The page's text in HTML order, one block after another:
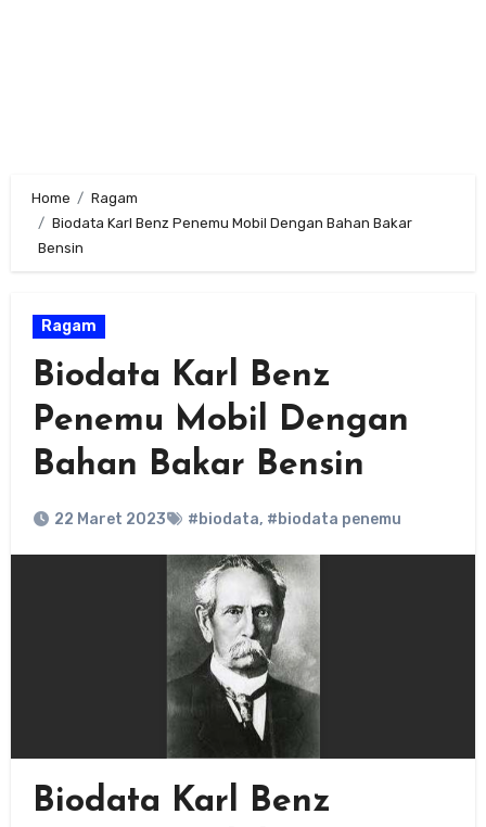
Home
Ragam
Biodata Karl Benz Penemu Mobil Dengan Bahan Bakar
Bensin
Ragam
Biodata Karl Benz
Penemu Mobil Dengan
Bahan Bakar Bensin
22 Maret 2023 #biodata, #biodata penemu
Biodata Karl Benz